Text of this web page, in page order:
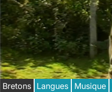
Bretons Langues Musique